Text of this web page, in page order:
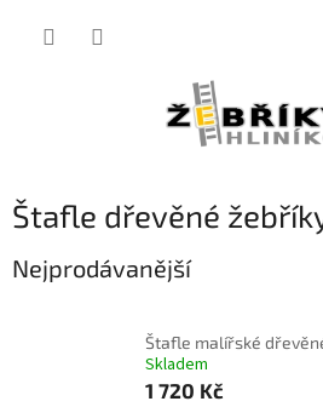
Štafle dřevěné
Nejprodávanější
Štafle malířské
Skladem
1 720 Kč